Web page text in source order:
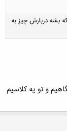
بشه دربارش چیز به
و تو یه کلاسیم